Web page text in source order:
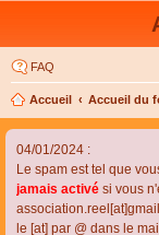
FAQ
Accueil Accueil du
04/01/2024 :
Le spam est tel que
jamais activé si vous
le [at] par @ dans le